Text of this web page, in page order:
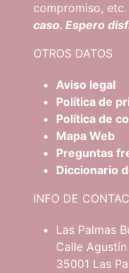
compromiso, etc.
caso. Espero
OTROS DATOS
Aviso legal
Política de
Política de
Mapa Web
Preguntas
Diccionario
INFO DE
Las Palmas
Calle
35001 Las